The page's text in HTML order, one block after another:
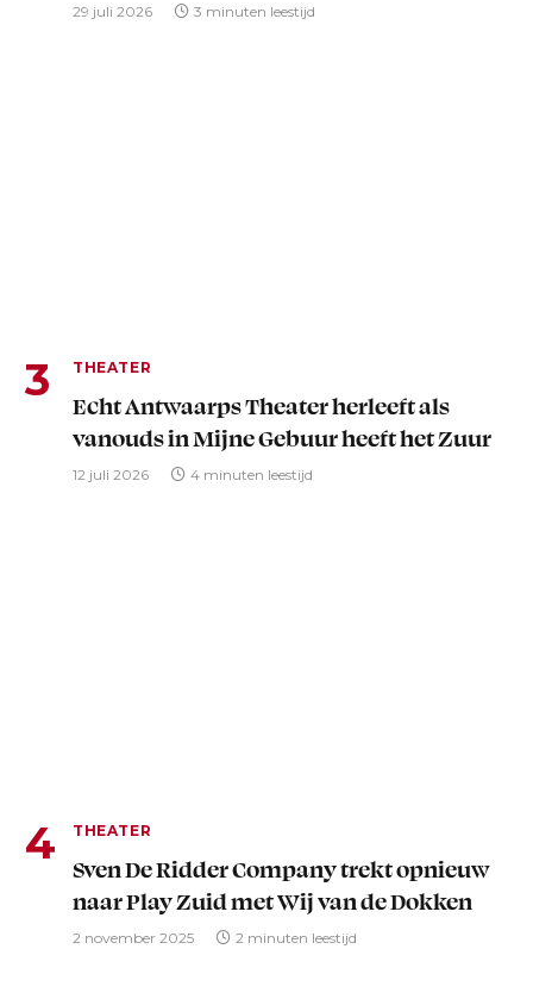
29 juli 2026 3 minuten leestijd
THEATER
Echt Antwaarps Theater herleeft als
vanouds in Mijne Gebuur heeft het Zuur
12 juli 2026 4 minuten leestijd
THEATER
Sven De Ridder Company trekt opnieuw
naar Play Zuid met Wij van de Dokken
2 november 2025 2 minuten leestijd